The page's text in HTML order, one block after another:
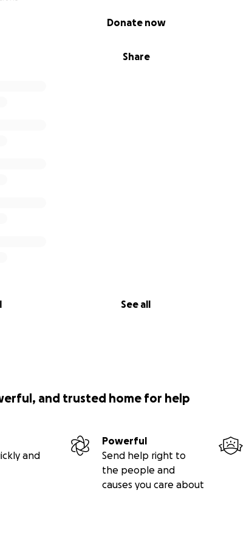
Share
Donate now
See all
and trusted home for help
and
Powerful
Send help right to
the people and
causes you care about